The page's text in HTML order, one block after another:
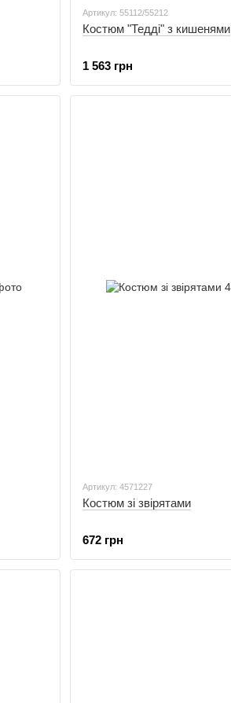
Артикул: 55112/55212
Костюм "Тедді" з кишенями
1 563 грн
Артикул: 4571227
Костюм зі звірятами
672 грн